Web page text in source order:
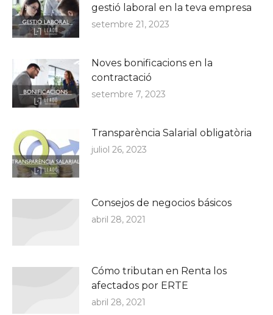
gestió laboral en la teva empresa
setembre 21, 2023
Noves bonificacions en la
contractació
setembre 7, 2023
Transparència Salarial obligatòria
juliol 26, 2023
Consejos de negocios básicos
abril 28, 2021
Cómo tributan en Renta los
afectados por ERTE
abril 28, 2021